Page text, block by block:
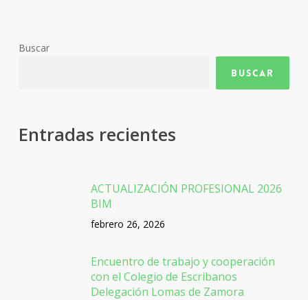
Buscar
Buscar
Entradas recientes
ACTUALIZACIÓN PROFESIONAL 2026
BIM
febrero 26, 2026
Encuentro de trabajo y cooperación
con el Colegio de Escribanos
Delegación Lomas de Zamora